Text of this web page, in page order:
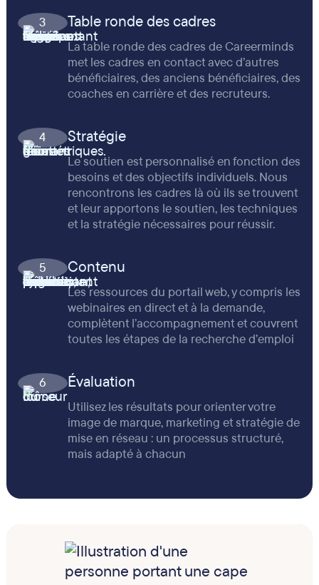
3 Table ronde des cadres
La table ronde des cadres de Careerminds
met les cadres en contact avec d’autres
bénéficiaires, des anciens bénéficiaires, des
coaches en carrière et des recruteurs.
4 Stratégie
Le soutien est personnalisé en fonction des
besoins et des objectifs individuels. Nous
rencontrons les cadres là où ils se trouvent
et leur apportons le soutien, les techniques
et la stratégie nécessaires pour réussir.
5 Contenu
Les ressources du portail web, y compris les
webinaires en direct et à la demande,
complètent l’accompagnement et couvrent
toutes les étapes de la recherche d’emploi
6 Évaluation
Utilisez les résultats pour orienter votre
image de marque, marketing et stratégie de
mise en réseau : un processus structuré,
mais adapté à chacun